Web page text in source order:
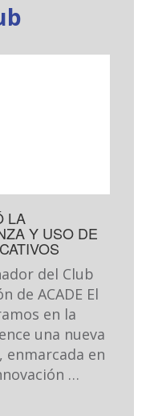
LA
Y USO DE
del Club
de ACADE El
en la
una nueva
enmarcada en
…